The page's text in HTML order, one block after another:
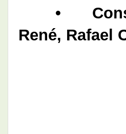
•
René, Rafael